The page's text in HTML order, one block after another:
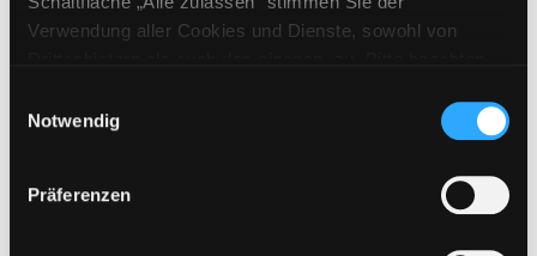
Verwendung aller Cookies und Dienste, sowohl von
Cookies von Drittanbietern, eine Verarbeitung in
unsicheren Drittländern (Länder außerhalb des EWR
ohne adäquates Datenschutzniveau) stattfinden kann. In
diesem Zusammenhang können aktuell Risiken für
Notwendig
Präferenzen
Medien anzeigen, die nach dem Jahr veröffentlicht
Jahr bis
Medien anzeigen, die vor dem
E-Medien
Mediengruppe